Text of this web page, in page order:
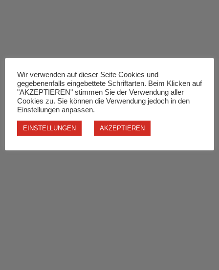
Wir verwenden auf dieser Seite Cookies und
gegebenenfalls eingebettete Schriftarten. Beim Klicken auf
"AKZEPTIEREN" stimmen Sie der Verwendung aller
Cookies zu. Sie können die Verwendung jedoch in den
Einstellungen anpassen.
EINSTELLUNGEN AKZEPTIEREN